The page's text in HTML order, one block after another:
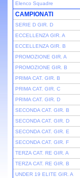
Elenco Squadre
CAMPIONATI
SERIE D GIR. D
ECCELLENZA GIR. A
ECCELLENZA GIR. B
PROMOZIONE GIR. A
PROMOZIONE GIR. B
PRIMA CAT. GIR. B
PRIMA CAT. GIR. C
PRIMA CAT. GIR. D
SECONDA CAT. GIR. B
SECONDA CAT. GIR. D
SECONDA CAT. GIR. E
SECONDA CAT. GIR. F
TERZA CAT. RE GIR. A
TERZA CAT. RE GIR. B
UNDER 19 ELITE GIR. A